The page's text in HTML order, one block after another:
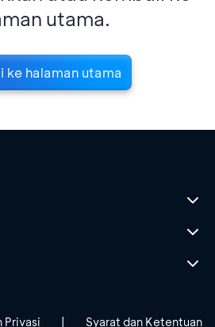
utama.
ke halaman utama
Privasi Syarat dan Ketentuan